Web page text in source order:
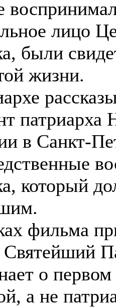
лицо
были
жизни.
патриарха
в Санкт-
который
фильма
о первом
а не